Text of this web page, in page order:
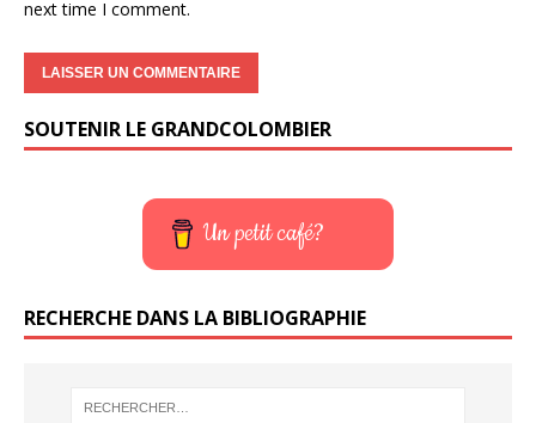
next time I comment.
SOUTENIR LE GRANDCOLOMBIER
Un petit café?
RECHERCHE DANS LA BIBLIOGRAPHIE